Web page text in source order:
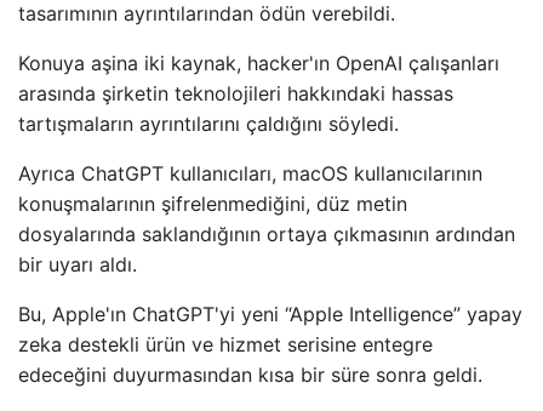
tasarımının ayrıntılarından ödün verebildi.
Konuya aşina iki kaynak, hacker'ın OpenAI çalışanları
arasında şirketin teknolojileri hakkındaki hassas
tartışmaların ayrıntılarını çaldığını söyledi.
Ayrıca ChatGPT kullanıcıları, macOS kullanıcılarının
konuşmalarının şifrelenmediğini, düz metin
dosyalarında saklandığının ortaya çıkmasının ardından
bir uyarı aldı.
Bu, Apple'ın ChatGPT'yi yeni “Apple Intelligence” yapay
zeka destekli ürün ve hizmet serisine entegre
edeceğini duyurmasından kısa bir süre sonra geldi.